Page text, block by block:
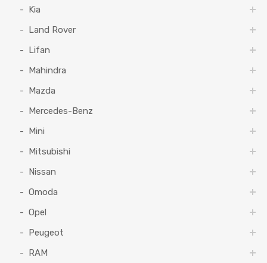
Kia
Land Rover
Lifan
Mahindra
Mazda
Mercedes-Benz
Mini
Mitsubishi
Nissan
Omoda
Opel
Peugeot
RAM